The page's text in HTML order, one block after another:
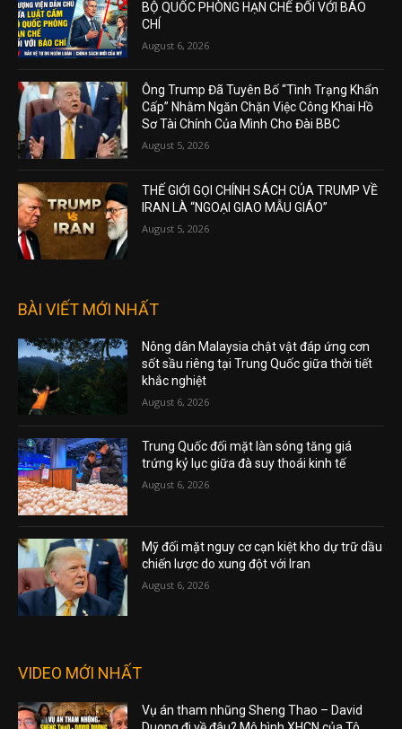
BỘ QUỐC PHÒNG HẠN CHẾ ĐỐI VỚI BÁO
CHÍ
August 6, 2026
Ông Trump Đã Tuyên Bố “Tình Trạng Khẩn
Cấp” Nhằm Ngăn Chặn Việc Công Khai Hồ
Sơ Tài Chính Của Mình Cho Đài BBC
August 5, 2026
THẾ GIỚI GỌI CHÍNH SÁCH CỦA TRUMP VỀ
IRAN LÀ “NGOẠI GIAO MẪU GIÁO”
August 5, 2026
BÀI VIẾT MỚI NHẤT
Nông dân Malaysia chật vật đáp ứng cơn
sốt sầu riêng tại Trung Quốc giữa thời tiết
khắc nghiệt
August 6, 2026
Trung Quốc đối mặt làn sóng tăng giá
trứng kỷ lục giữa đà suy thoái kinh tế
August 6, 2026
Mỹ đối mặt nguy cơ cạn kiệt kho dự trữ dầu
chiến lược do xung đột với Iran
August 6, 2026
VIDEO MỚI NHẤT
Vụ án tham nhũng Sheng Thao – David